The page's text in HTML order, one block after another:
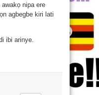
nipa ere
agbegbe kiri lati
ibi arinye.